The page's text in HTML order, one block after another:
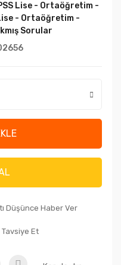
Lise - Ortaöğretim -
- Ortaöğretim -
Sorular
Düşünce Haber Ver
Tavsiye Et